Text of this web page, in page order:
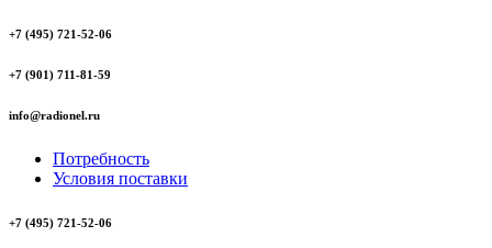
+7 (495) 721-52-06
+7 (901) 711-81-59
info@radionel.ru
Потребность
Условия поставки
+7 (495) 721-52-06